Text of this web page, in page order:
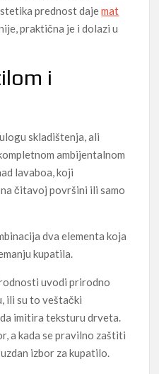
prednost dajemat
praktična je i dolazi u
i
skladištenja, ali
ambijentalnom
lavaboa, koji
čitavoj površini ili samo
dva elementa koja
kupatila.
uvodi prirodno
ili su to veštački
imitira teksturu drveta.
a kada se pravilno zaštiti
izbor za kupatilo.